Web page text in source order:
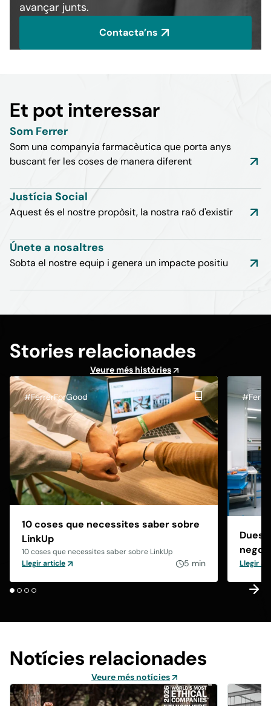
avançar junts.
Contacta’ns
Et pot interessar
Som Ferrer
Som una companyia farmacèutica que porta anys
buscant fer les coses de manera diferent
Justícia Social
Aquest és el nostre propòsit, la nostra raó d'existir
Únete a nosaltres
Sobta el nostre equip i genera un impacte positiu
Stories relacionades
Veure més històries
#FerrerForGood
10 coses que necessites saber sobre
LinkUp
10 coses que necessites saber sobre LinkUp
Llegir article
5 min
Dues
Llegir
Notícies relacionades
Veure més notícies